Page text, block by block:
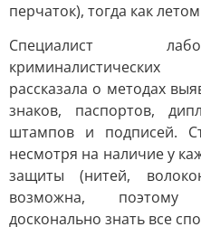
перчаток), тогда как
Специалист
криминалистических
рассказала о методах
знаков, паспортов,
штампов и подписей.
несмотря на наличие у
защиты (нитей,
возможна, поэтому
досконально знать все